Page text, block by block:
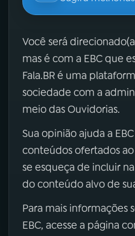
Você será
mas é com a EBC que
Fala.BR é uma
sociedade com a
meio das Ouvidorias.
Sua opinião ajuda a
conteúdos ofertados
se esqueça de incluir
do conteúdo alvo de
Para mais informações
EBC, acesse a página